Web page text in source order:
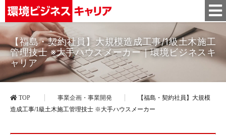
【福島・契約社員】大規模造成工事/1級土木施工
管理技士 ※大手ハウスメーカー｜環境ビジネスキ
ャリア
TOP 事業企画・事業開発
【福島・契約社員】大規模
造成工事/1級土木施工管理技士 ※大手ハウスメーカー